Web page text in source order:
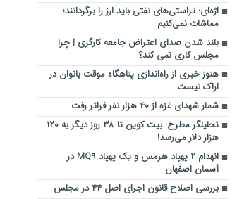
اژه‌ای: تراستی‌های نفتی باید ارز را برگردانند؛
مماشات نمی‌کنیم
بلند شدن صدای اعتراض جامعه کارگری | چرا
مجلس کاری نمی کند؟
هنوز خبری از راه‌اندازی پناهگاه موقت بانوان در
اراک نیست
شمار شهدای غزه از ۴۰ هزار نفر فراتر رفت
تحلیلگر مطرح: بیت کوین تا ۳۸ روز دیگر به ۱۲۰
هزار دلار می‌رسد!
انهدام ۲ پهپاد هرمس و یک پهپاد MQ9 در
آسمان اصفهان
بررسی اصلاح قانون اجرای اصل ۴۴ در مجلس